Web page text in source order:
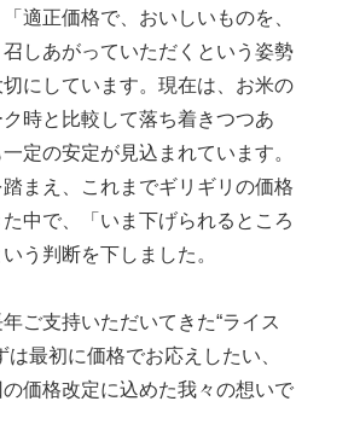
適正価格で、おいしいものを、
しあがっていただくという姿勢
にしています。現在は、お米の
時と比較して落ち着きつつあ
定の安定が見込まれています。
まえ、これまでギリギリの価格
中で、「いま下げられるところ
う判断を下しました。
ご支持いただいてきた“ライス
は最初に価格でお応えしたい、
価格改定に込めた我々の想いで